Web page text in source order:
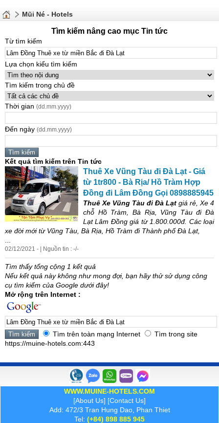
Mũi Né - Hotels
Tìm kiếm nâng cao mục Tin tức
Từ tìm kiếm
Lựa chọn kiểu tìm kiếm
Tìm kiếm trong chủ đề
Thời gian (dd.mm.yyyy)
Đến ngày (dd.mm.yyyy)
Kết quả tìm kiếm trên Tin tức
Thuê Xe Vũng Tàu đi Đà Lạt - Giá
từ 1tr800 - Bà Rịa/ Hồ Tràm Hợp
Đồng đi Lâm Đồng Gọi 0898885945
Thuê Xe Vũng Tàu đi Đà Lạt giá rẻ, Xe 4
chỗ Hồ Tràm, Bà Rịa, Vũng Tàuđi Đà
Lạt Lâm Đồnggiá từ1.800.000đ. Các loại
xe đời mớitừVũng Tàu, Bà Rịa, Hồ Tràm điThành phốĐà Lạt,
02/12/2021 - | Nguồn tin : -/-
Tìm thấy tổng cộng 1 kết quả
Nếu kết quả này không như mong đợi, bạn hãy thử sử dụng công
cụ tìm kiếm của Google dưới đây!
Mở rộng trên Internet :
Tìm trên toàn mạng Internet
Tìm trong site
https://muine-hotels.com:443
WWW.MUINE-HOTELS.COM
[About Us] [Contact Us]
Add: 472/3 Tran Hung Dao, Phan Thiet
Tel: (+84) 898 885 945